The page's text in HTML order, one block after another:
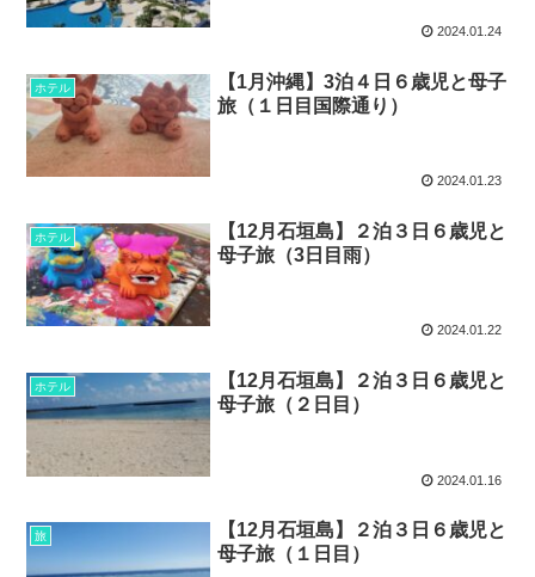
2024.01.24
ホテル
【1月沖縄】3泊４日６歳児と母子
旅（１日目国際通り）
2024.01.23
ホテル
【12月石垣島】２泊３日６歳児と
母子旅（3日目雨）
2024.01.22
ホテル
【12月石垣島】２泊３日６歳児と
母子旅（２日目）
2024.01.16
旅
【12月石垣島】２泊３日６歳児と
母子旅（１日目）